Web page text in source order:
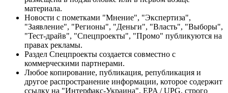
материала.
Новости с пометками "Мнение", "Экспертиза",
"Заявление", "Регионы", "Деньги", "Власть", "Выборы",
"Тест-драйв", "Спецпроекты", "Промо" публикуются на
правах рекламы.
Раздел Спецпроекты создается совместно с
коммерческими партнерами.
Любое копирование, публикация, републикация и
другое распространение информации, которое содержит
ссылку на "Интерфакс-Украина", EPA / UPG, строго